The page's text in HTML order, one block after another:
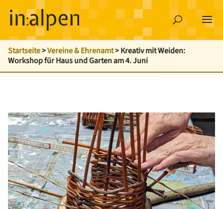
Startseite>Vereine & Ehrenamt>Kreativ mit Weiden:
Workshop für Haus und Garten am 4. Juni